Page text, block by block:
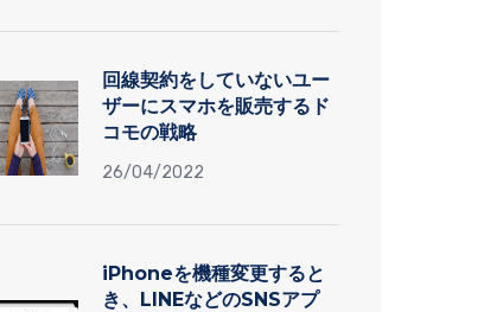
回線契約をしていないユー
ザーにスマホを販売するド
コモの戦略
26/04/2022
iPhoneを機種変更すると
き、LINEなどのSNSアプ